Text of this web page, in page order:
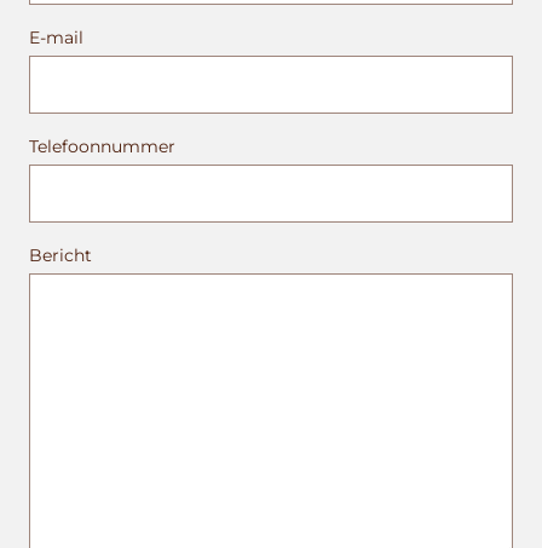
E-mail
Telefoonnummer
Bericht